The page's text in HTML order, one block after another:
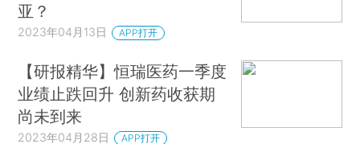
亚？
2023年04月13日 APP打开
【研报精华】恒瑞医药一季度
业绩止跌回升 创新药收获期
尚未到来
2023年04月28日 APP打开